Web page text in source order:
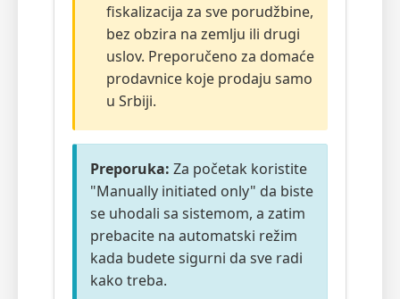
fiskalizacija za sve porudžbine,
bez obzira na zemlju ili drugi
uslov. Preporučeno za domaće
prodavnice koje prodaju samo
u Srbiji.
Preporuka: Za početak koristite
"Manually initiated only" da biste
se uhodali sa sistemom, a zatim
prebacite na automatski režim
kada budete sigurni da sve radi
kako treba.